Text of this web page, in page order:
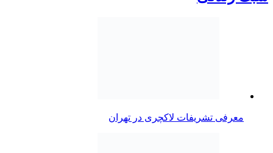
معرفی تشریفات لاکچری در تهران